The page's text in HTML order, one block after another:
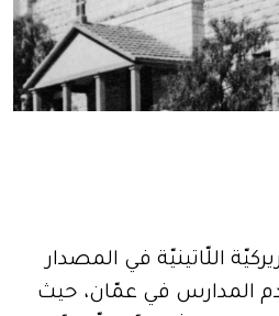
اللّاتينيّة في المصدار
أقدم المدارس في عمّان، حيث